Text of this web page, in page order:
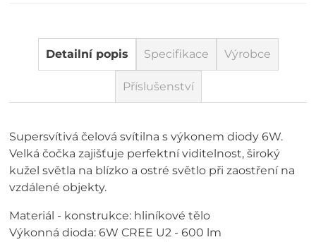
Detailní popis Specifikace Výrobce
Příslušenství
Supersvítivá čelová svítilna s výkonem diody 6W.
Velká čočka zajišťuje perfektní viditelnost, široký
kužel světla na blízko a ostré světlo při zaostření na
vzdálené objekty.
Materiál - konstrukce: hliníkové tělo
Výkonná dioda: 6W CREE U2 - 600 lm